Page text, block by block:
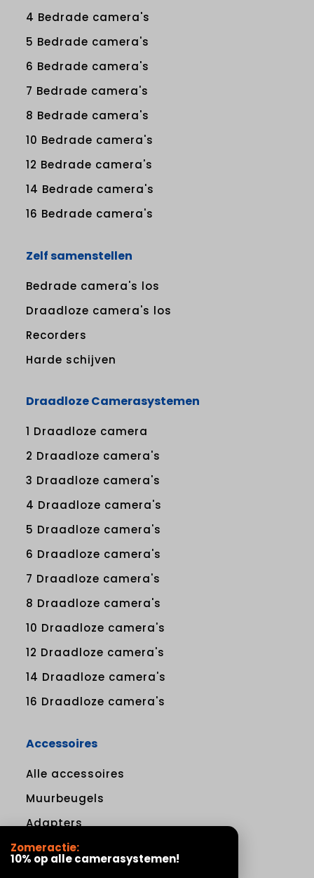
4 Bedrade camera's
5 Bedrade camera's
6 Bedrade camera's
7 Bedrade camera's
8 Bedrade camera's
10 Bedrade camera's
12 Bedrade camera's
14 Bedrade camera's
16 Bedrade camera's
Zelf samenstellen
Bedrade camera's los
Draadloze camera's los
Recorders
Harde schijven
Draadloze Camerasystemen
1 Draadloze camera
2 Draadloze camera's
3 Draadloze camera's
4 Draadloze camera's
5 Draadloze camera's
6 Draadloze camera's
7 Draadloze camera's
8 Draadloze camera's
10 Draadloze camera's
12 Draadloze camera's
14 Draadloze camera's
16 Draadloze camera's
Accessoires
Alle accessoires
Muurbeugels
Adapters
Klantenservice
Zomeractie:
10% op alle camerasystemen!